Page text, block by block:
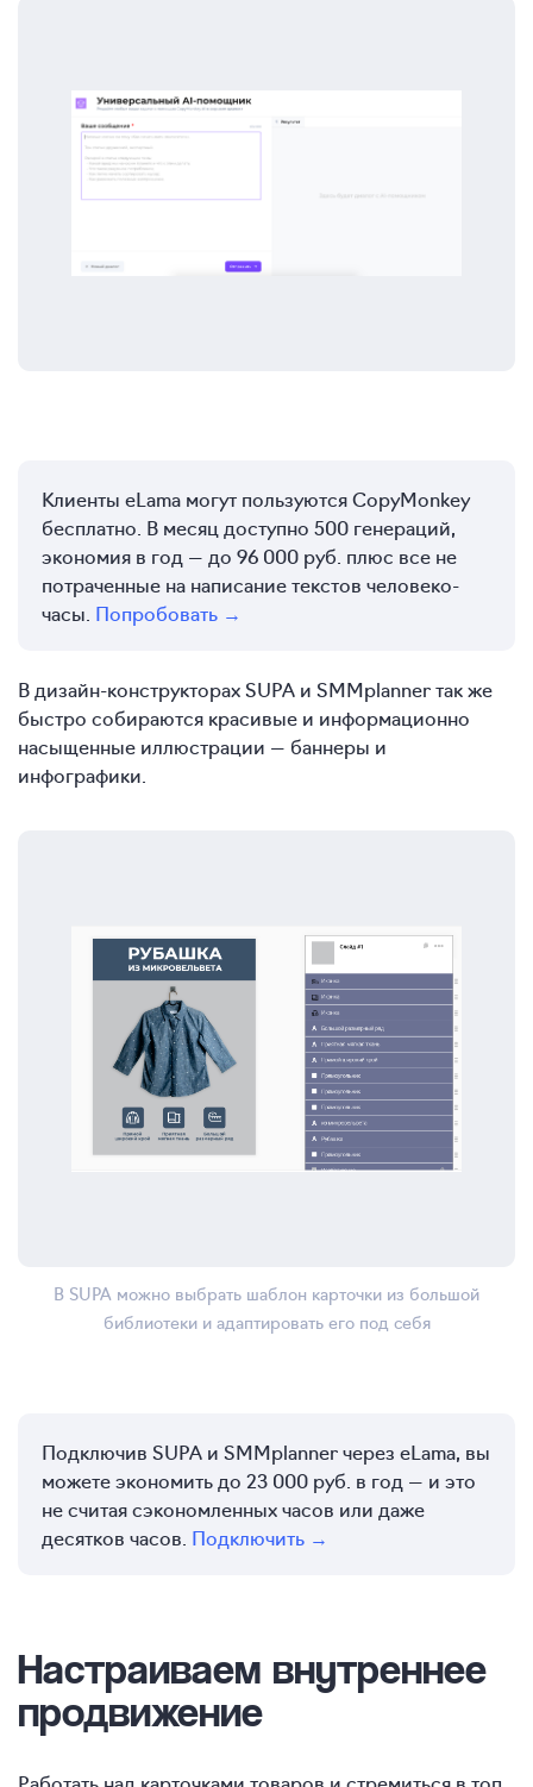
Клиенты eLama могут пользуются CopyMonkey
бесплатно. В месяц доступно 500 генераций,
экономия в год — до 96 000 руб. плюс все не
потраченные на написание текстов человеко-
часы. Попробовать →
В дизайн-конструкторах SUPA и SMMplanner так же
быстро собираются красивые и информационно
насыщенные иллюстрации — баннеры и
инфографики.
В SUPA можно выбрать шаблон карточки из большой
библиотеки и адаптировать его под себя
Подключив SUPA и SMMplanner через eLama, вы
можете экономить до 23 000 руб. в год — и это
не считая сэкономленных часов или даже
десятков часов. Подключить →
Настраиваем внутреннее
продвижение